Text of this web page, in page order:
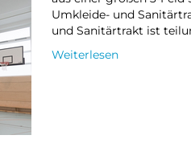
Umkleide- und
und Sanitärtrakt ist
Weiterlesen